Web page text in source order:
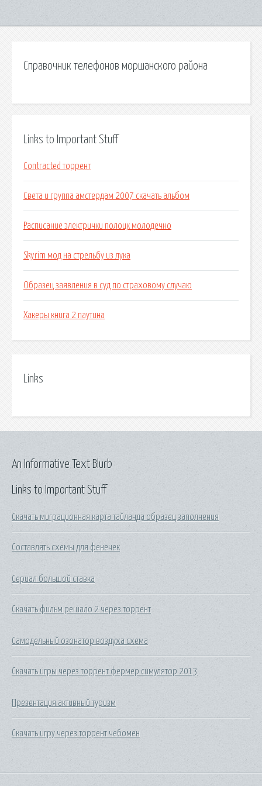
Справочник телефонов моршанского района
Links to Important Stuff
Contracted торрент
Света и группа амстердам 2007 скачать альбом
Расписание электрички полоцк молодечно
Skyrim мод на стрельбу из лука
Образец заявления в суд по страховому случаю
Хакеры книга 2 паутина
Links
Links to Important Stuff
Скачать миграционная карта тайланда образец заполнения
Составлять схемы для фенечек
Сериал большой ставка
Скачать фильм решало 2 через торрент
Самодельный озонатор воздуха схема
Скачать игры через торрент фермер симулятор 2013
Презентация активный туризм
Скачать игру через торрент чебомен
An Informative Text Blurb